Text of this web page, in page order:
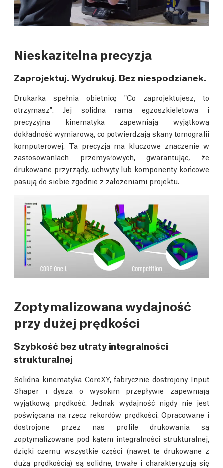
Nieskazitelna precyzja
Zaprojektuj. Wydrukuj. Bez niespodzianek.
Drukarka spełnia obietnicę "Co zaprojektujesz, to
otrzymasz". Jej solidna rama egzoszkieletowa i
precyzyjna kinematyka zapewniają wyjątkową
dokładność wymiarową, co potwierdzają skany tomografii
komputerowej. Ta precyzja ma kluczowe znaczenie w
zastosowaniach przemysłowych, gwarantując, że
drukowane przyrządy, uchwyty lub komponenty końcowe
pasują do siebie zgodnie z założeniami projektu.
Zoptymalizowana wydajność
przy dużej prędkości
Szybkość bez utraty integralności
strukturalnej
Solidna kinematyka CoreXY, fabrycznie dostrojony Input
Shaper i dysza o wysokim przepływie zapewniają
wyjątkową prędkość. Jednak wydajność nigdy nie jest
poświęcana na rzecz rekordów prędkości. Opracowane i
dostrojone przez nas profile drukowania są
zoptymalizowane pod kątem integralności strukturalnej,
dzięki czemu wszystkie części (nawet te drukowane z
dużą prędkością) są solidne, trwałe i charakteryzują się